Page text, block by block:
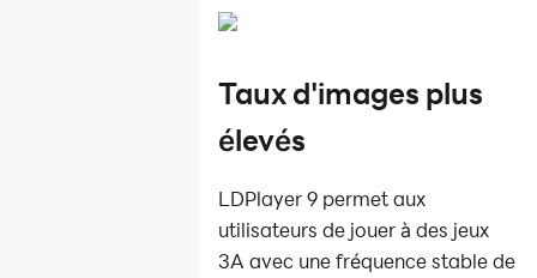
Taux d'images plus
élevés
LDPlayer 9 permet aux
utilisateurs de jouer à des jeux
3A avec une fréquence stable de